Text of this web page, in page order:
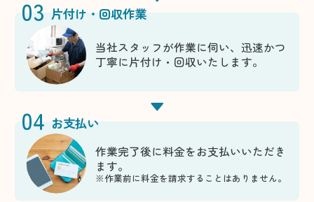
03 片付け・回収作業
当社スタッフが作業に伺い、迅速かつ
丁寧に片付け・回収いたします。
04 お支払い
作業完了後に料金をお支払いいただき
ます。
※作業前に料金を請求することはありません。